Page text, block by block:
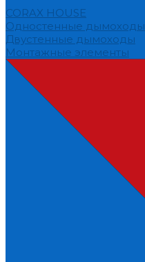
CORAX HOUSE
Одностенные дымоходы
Двустенные дымоходы
Монтажные элементы